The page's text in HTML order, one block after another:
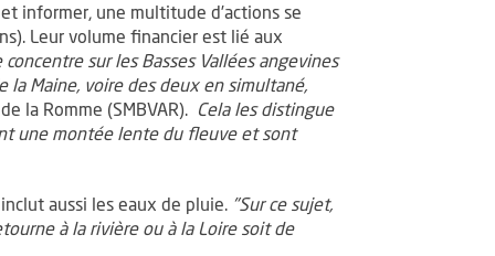
informer, une multitude d’actions se
Leur volume financier est lié aux
sur les Basses Vallées angevines
la Maine, voire des deux en simultané,
la Romme (SMBVAR). Cela les distingue
une montée lente du fleuve et sont
aussi les eaux de pluie. "Sur ce sujet,
à la rivière ou à la Loire soit de